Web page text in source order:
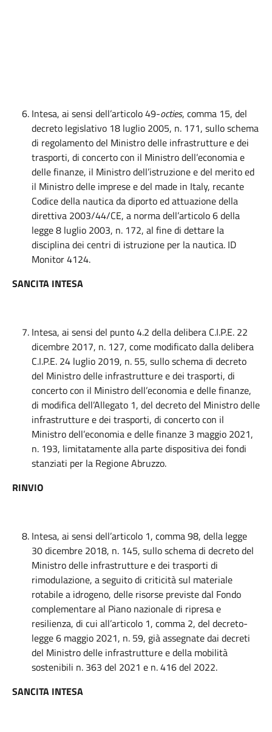
Intesa, ai sensi dell’articolo 49-octies, comma 15, del
decreto legislativo 18 luglio 2005, n. 171, sullo schema
di regolamento del Ministro delle infrastrutture e dei
trasporti, di concerto con il Ministro dell’economia e
delle finanze, il Ministro dell’istruzione e del merito ed
il Ministro delle imprese e del made in Italy, recante
Codice della nautica da diporto ed attuazione della
direttiva 2003/44/CE, a norma dell’articolo 6 della
legge 8 luglio 2003, n. 172, al fine di dettare la
disciplina dei centri di istruzione per la nautica. ID
Monitor 4124.
SANCITA INTESA
Intesa, ai sensi del punto 4.2 della delibera C.I.P.E. 22
dicembre 2017, n. 127, come modificato dalla delibera
C.I.P.E. 24 luglio 2019, n. 55, sullo schema di decreto
del Ministro delle infrastrutture e dei trasporti, di
concerto con il Ministro dell’economia e delle finanze,
di modifica dell’Allegato 1, del decreto del Ministro delle
infrastrutture e dei trasporti, di concerto con il
Ministro dell’economia e delle finanze 3 maggio 2021,
n. 193, limitatamente alla parte dispositiva dei fondi
stanziati per la Regione Abruzzo.
RINVIO
Intesa, ai sensi dell’articolo 1, comma 98, della legge
30 dicembre 2018, n. 145, sullo schema di decreto del
Ministro delle infrastrutture e dei trasporti di
rimodulazione, a seguito di criticità sul materiale
rotabile a idrogeno, delle risorse previste dal Fondo
complementare al Piano nazionale di ripresa e
resilienza, di cui all’articolo 1, comma 2, del decreto-
legge 6 maggio 2021, n. 59, già assegnate dai decreti
del Ministro delle infrastrutture e della mobilità
sostenibili n. 363 del 2021 e n. 416 del 2022.
SANCITA INTESA